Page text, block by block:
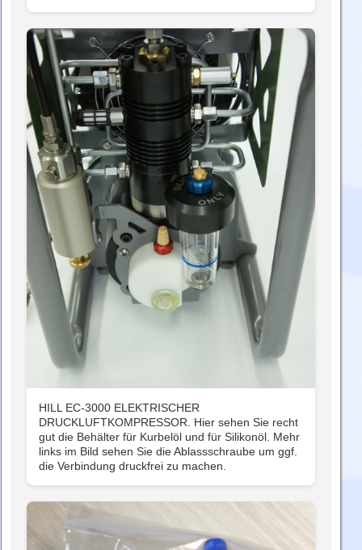
HILL EC-3000 ELEKTRISCHER
DRUCKLUFTKOMPRESSOR. Hier sehen Sie recht
gut die Behälter für Kurbelöl und für Silikonöl. Mehr
links im Bild sehen Sie die Ablassschraube um ggf.
die Verbindung druckfrei zu machen.